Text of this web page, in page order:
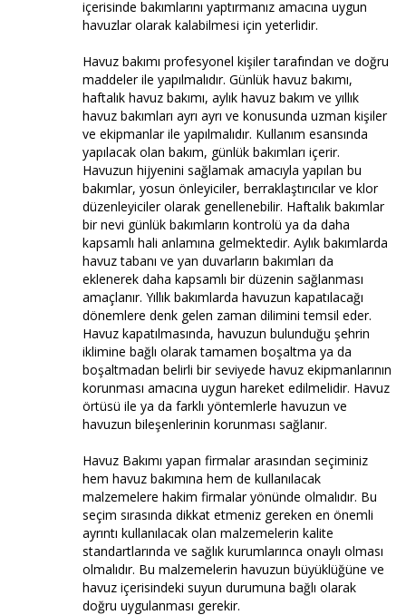
içerisinde bakımlarını yaptırmanız amacına uygun
havuzlar olarak kalabilmesi için yeterlidir.
Havuz bakımı profesyonel kişiler tarafından ve doğru
maddeler ile yapılmalıdır. Günlük havuz bakımı,
haftalık havuz bakımı, aylık havuz bakım ve yıllık
havuz bakımları ayrı ayrı ve konusunda uzman kişiler
ve ekipmanlar ile yapılmalıdır. Kullanım esansında
yapılacak olan bakım, günlük bakımları içerir.
Havuzun hijyenini sağlamak amacıyla yapılan bu
bakımlar, yosun önleyiciler, berraklaştırıcılar ve klor
düzenleyiciler olarak genellenebilir. Haftalık bakımlar
bir nevi günlük bakımların kontrolü ya da daha
kapsamlı hali anlamına gelmektedir. Aylık bakımlarda
havuz tabanı ve yan duvarların bakımları da
eklenerek daha kapsamlı bir düzenin sağlanması
amaçlanır. Yıllık bakımlarda havuzun kapatılacağı
dönemlere denk gelen zaman dilimini temsil eder.
Havuz kapatılmasında, havuzun bulunduğu şehrin
iklimine bağlı olarak tamamen boşaltma ya da
boşaltmadan belirli bir seviyede havuz ekipmanlarının
korunması amacına uygun hareket edilmelidir. Havuz
örtüsü ile ya da farklı yöntemlerle havuzun ve
havuzun bileşenlerinin korunması sağlanır.
Havuz Bakımı yapan firmalar arasından seçiminiz
hem havuz bakımına hem de kullanılacak
malzemelere hakim firmalar yönünde olmalıdır. Bu
seçim sırasında dikkat etmeniz gereken en önemli
ayrıntı kullanılacak olan malzemelerin kalite
standartlarında ve sağlık kurumlarınca onaylı olması
olmalıdır. Bu malzemelerin havuzun büyüklüğüne ve
havuz içerisindeki suyun durumuna bağlı olarak
doğru uygulanması gerekir.